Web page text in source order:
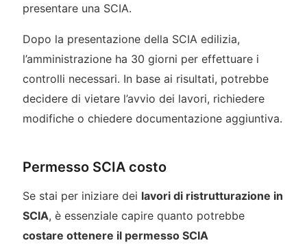
presentare una SCIA.
Dopo la presentazione della SCIA edilizia,
l’amministrazione ha 30 giorni per effettuare i
controlli necessari. In base ai risultati, potrebbe
decidere di vietare l’avvio dei lavori, richiedere
modifiche o chiedere documentazione aggiuntiva.
Permesso SCIA costo
Se stai per iniziare dei lavori di ristrutturazione in
SCIA, è essenziale capire quanto potrebbe
costare ottenere il permesso SCIA